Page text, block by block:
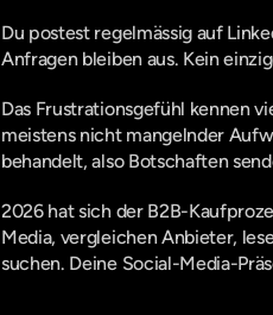
Du postest regelmässig auf
Anfragen bleiben aus. Kein
Das Frustrationsgefühl kennen
meistens nicht mangelnder
behandelt, also Botschaften
2026 hat sich der B2B-
Media, vergleichen Anbieter,
suchen. Deine Social-Media-